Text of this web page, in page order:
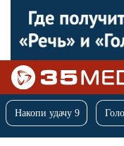
Накопи удачу 9